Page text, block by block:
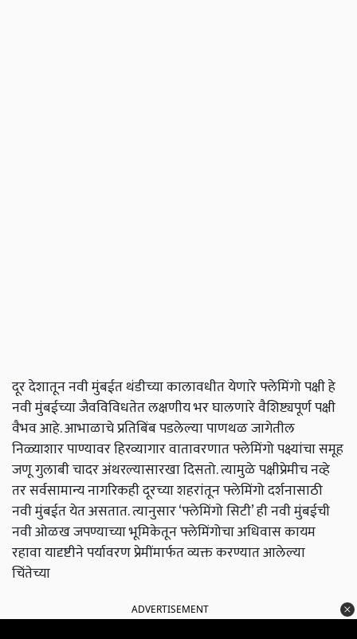
दूर देशातून नवी मुंबईत थंडीच्या कालावधीत येणारे फ्लेमिंगो पक्षी हे
नवी मुंबईच्या जैवविविधतेत लक्षणीय भर घालणारे वैशिष्ट्यपूर्ण पक्षी
वैभव आहे. आभाळाचे प्रतिबिंब पडलेल्या पाणथळ जागेतील
निळ्याशार पाण्यावर हिरव्यागार वातावरणात फ्लेमिंगो पक्ष्यांचा समूह
जणू गुलाबी चादर अंथरल्यासारखा दिसतो. त्यामुळे पक्षीप्रेमीच नव्हे
तर सर्वसामान्य नागरिकही दूरच्या शहरांतून फ्लेमिंगो दर्शनासाठी
नवी मुंबईत येत असतात. त्यानुसार ‘फ्लेमिंगो सिटी’ ही नवी मुंबईची
नवी ओळख जपण्याच्या भूमिकेतून फ्लेमिंगोचा अधिवास कायम
रहावा यादृष्टीने पर्यावरण प्रेमींमार्फत व्यक्त करण्यात आलेल्या
चिंतेच्या
ADVERTISEMENT